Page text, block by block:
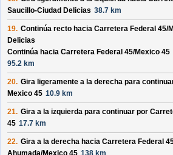
Saucillo-Ciudad Delicias 38.7 km
19. Continúa recto hacia Carretera Federal 45/
Delicias
Continúa hacia Carretera Federal 45/Mexico 45
95.2 km
20. Gira ligeramente a la derecha para
Mexico 45 10.9 km
21. Gira a la izquierda para continuar por
45 17.7 km
22. Gira a la derecha hacia Carretera Federal